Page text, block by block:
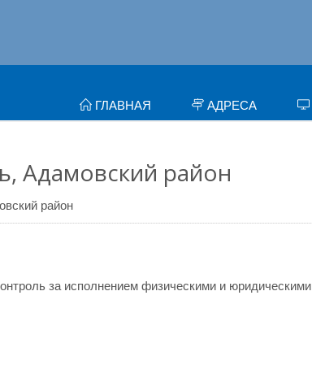
ГЛАВНАЯ АДРЕСА
Адамовский район
район
за исполнением физическими и юридическими